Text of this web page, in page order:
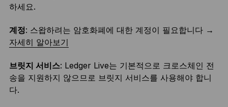
하세요.
계정: 스왑하려는 암호화폐에 대한 계정이 필요합니다 →
자세히 알아보기
브릿지 서비스: Ledger Live는 기본적으로 크로스체인 전
송을 지원하지 않으므로 브릿지 서비스를 사용해야 합니
다.